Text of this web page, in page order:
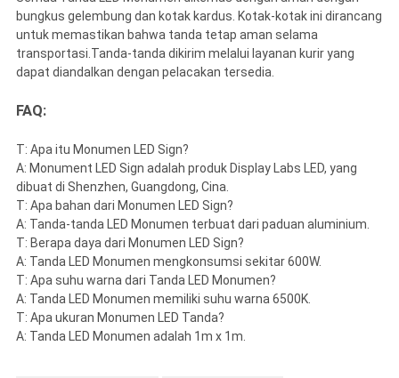
bungkus gelembung dan kotak kardus. Kotak-kotak ini dirancang
untuk memastikan bahwa tanda tetap aman selama
transportasi.Tanda-tanda dikirim melalui layanan kurir yang
dapat diandalkan dengan pelacakan tersedia.
FAQ:
T: Apa itu Monumen LED Sign?
A: Monument LED Sign adalah produk Display Labs LED, yang
dibuat di Shenzhen, Guangdong, Cina.
T: Apa bahan dari Monumen LED Sign?
A: Tanda-tanda LED Monumen terbuat dari paduan aluminium.
T: Berapa daya dari Monumen LED Sign?
A: Tanda LED Monumen mengkonsumsi sekitar 600W.
T: Apa suhu warna dari Tanda LED Monumen?
A: Tanda LED Monumen memiliki suhu warna 6500K.
T: Apa ukuran Monumen LED Tanda?
A: Tanda LED Monumen adalah 1m x 1m.